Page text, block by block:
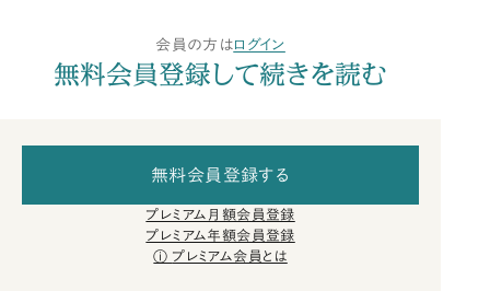
会員の方はログイン
無料会員登録して続きを読む
無料会員登録する
プレミアム月額会員登録
プレミアム年額会員登録
プレミアム会員とは